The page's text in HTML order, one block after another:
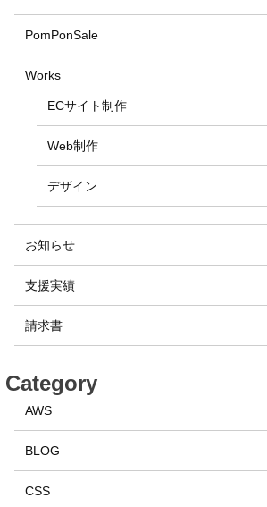
PomPonSale
Works
ECサイト制作
Web制作
デザイン
お知らせ
支援実績
請求書
Category
AWS
BLOG
CSS